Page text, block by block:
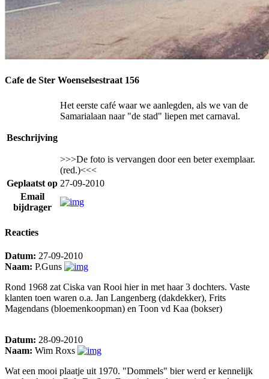
Cafe de Ster Woenselsestraat 156
Beschrijving
Het eerste café waar we aanlegden, als we van de
Samarialaan naar "de stad" liepen met carnaval.
>>>De foto is vervangen door een beter exemplaar.
(red.)<<<
Geplaatst op 27-09-2010
Email
bijdrager
Reacties
Datum: 27-09-2010
Naam: P.Guns
Rond 1968 zat Ciska van Rooi hier in met haar 3 dochters. Vaste
klanten toen waren o.a. Jan Langenberg (dakdekker), Frits
Magendans (bloemenkoopman) en Toon vd Kaa (bokser)
Datum: 28-09-2010
Naam: Wim Roxs
Wat een mooi plaatje uit 1970. "Dommels" bier werd er kennelijk